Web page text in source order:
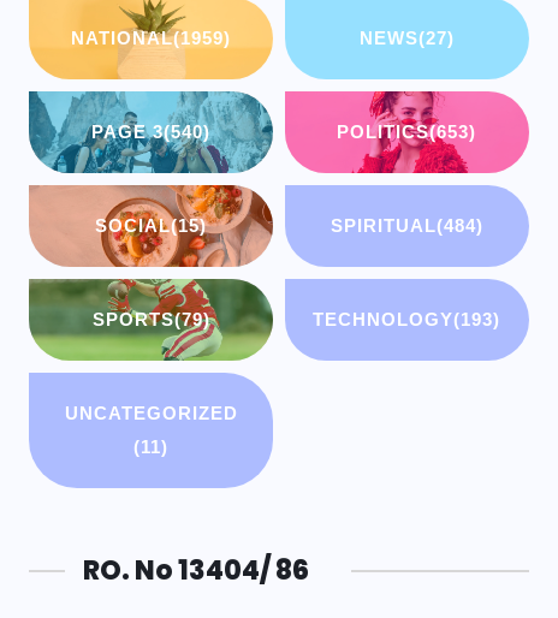
NATIONAL(1959) NEWS(27)
PAGE 3(540) POLITICS(653)
SOCIAL(15) SPIRITUAL(484)
SPORTS(79) TECHNOLOGY(193)
UNCATEGORIZED
(11)
RO. No 13404/ 86